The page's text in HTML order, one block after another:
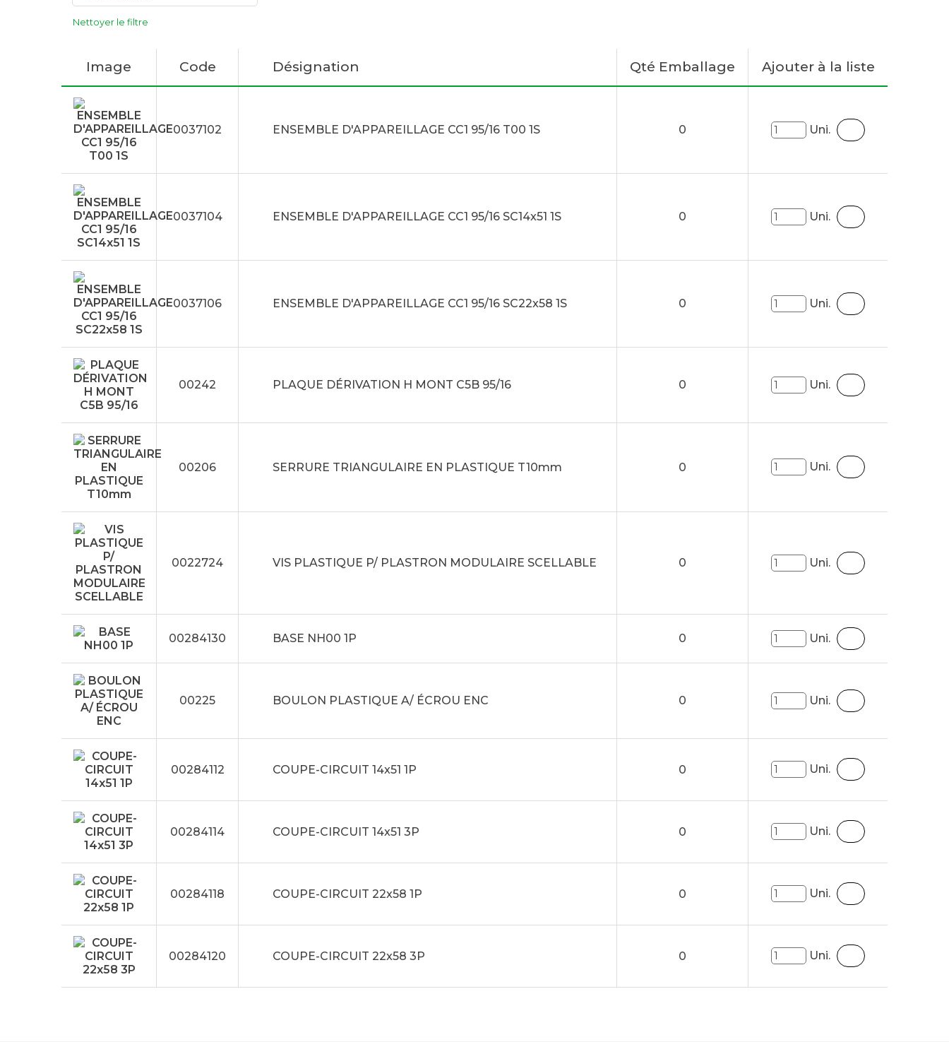
Nettoyer le filtre
Image Code Désignation Qté Emballage Ajouter à la liste
0037102 ENSEMBLE D'APPAREILLAGE CC1 95/16 T00 1S 0 Uni.
0037104 ENSEMBLE D'APPAREILLAGE CC1 95/16 SC14x51 1S 0 Uni.
0037106 ENSEMBLE D'APPAREILLAGE CC1 95/16 SC22x58 1S 0 Uni.
00242 PLAQUE DÉRIVATION H MONT C5B 95/16 0 Uni.
00206 SERRURE TRIANGULAIRE EN PLASTIQUE T10mm 0 Uni.
0022724 VIS PLASTIQUE P/ PLASTRON MODULAIRE SCELLABLE 0 Uni.
00284130 BASE NH00 1P 0 Uni.
00225 BOULON PLASTIQUE A/ ÉCROU ENC 0 Uni.
00284112 COUPE-CIRCUIT 14x51 1P 0 Uni.
00284114 COUPE-CIRCUIT 14x51 3P 0 Uni.
00284118 COUPE-CIRCUIT 22x58 1P 0 Uni.
00284120 COUPE-CIRCUIT 22x58 3P 0 Uni.